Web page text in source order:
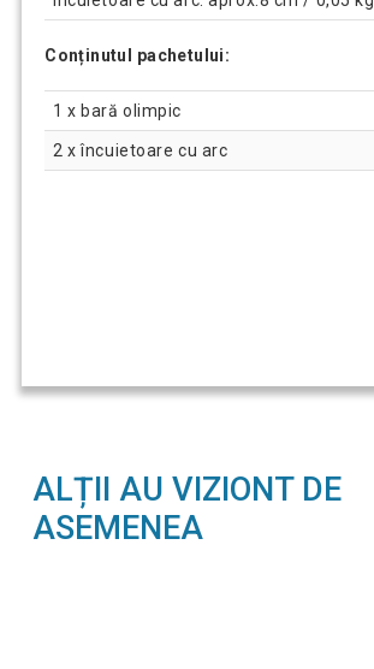
Conținutul pachetului:
1 x bară olimpic
2 x încuietoare cu arc
ALȚII AU VIZIONT DE
ASEMENEA